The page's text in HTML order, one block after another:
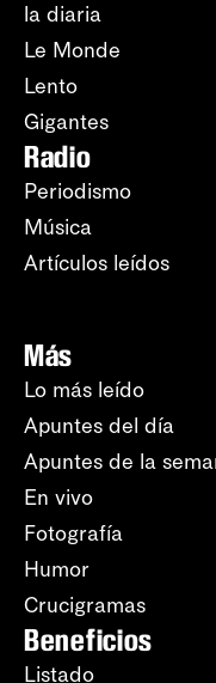
la diaria
Le Monde
Lento
Gigantes
Radio
Periodismo
Música
Artículos leídos
Más
Lo más leído
Apuntes del día
Apuntes de la
En vivo
Fotografía
Humor
Crucigramas
Beneficios
Listado